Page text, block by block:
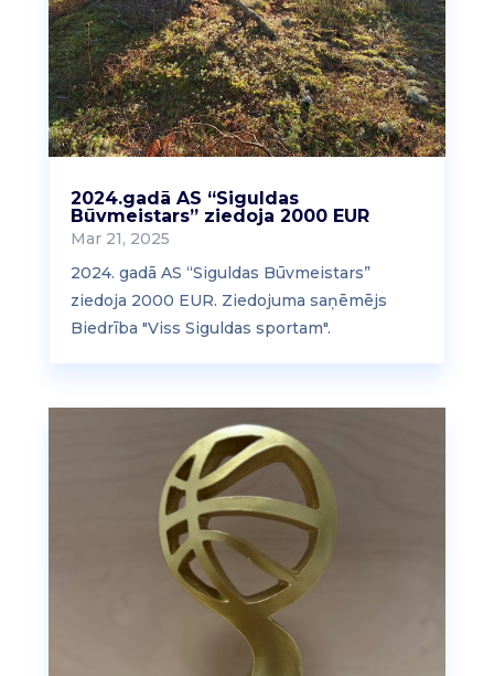
2024.gadā AS “Siguldas
Būvmeistars” ziedoja 2000 EUR
Mar 21, 2025
2024. gadā AS “Siguldas Būvmeistars”
ziedoja 2000 EUR. Ziedojuma saņēmējs
Biedrība "Viss Siguldas sportam".